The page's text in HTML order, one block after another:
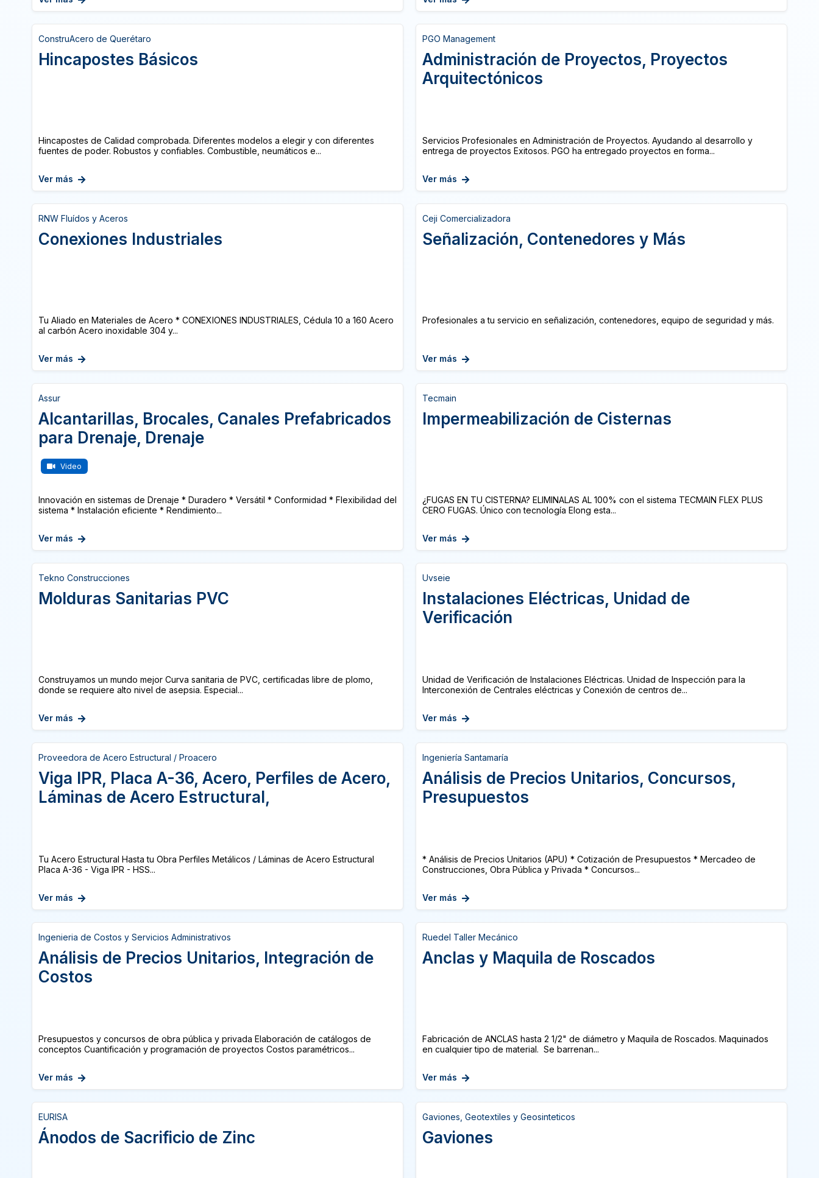
ConstruAcero de Querétaro
Hincapostes Básicos
Hincapostes de Calidad comprobada. Diferentes modelos a elegir y con diferentes
fuentes de poder. Robustos y confiables. Combustible, neumáticos e...
Ver más
PGO Management
Administración de Proyectos, Proyectos
Arquitectónicos
Servicios Profesionales en Administración de Proyectos. Ayudando al desarrollo y
entrega de proyectos Exitosos. PGO ha entregado proyectos en forma...
Ver más
RNW Fluídos y Aceros
Conexiones Industriales
Tu Aliado en Materiales de Acero * CONEXIONES INDUSTRIALES, Cédula 10 a 160 Acero
al carbón Acero inoxidable 304 y...
Ver más
Ceji Comercializadora
Señalización, Contenedores y Más
Profesionales a tu servicio en señalización, contenedores, equipo de seguridad y más.
Ver más
Assur
Alcantarillas, Brocales, Canales Prefabricados
para Drenaje, Drenaje
Video
Innovación en sistemas de Drenaje * Duradero * Versátil * Conformidad * Flexibilidad del
sistema * Instalación eficiente * Rendimiento...
Ver más
Tecmain
Impermeabilización de Cisternas
¿FUGAS EN TU CISTERNA? ELIMINALAS AL 100% con el sistema TECMAIN FLEX PLUS
CERO FUGAS. Único con tecnología Elong esta...
Ver más
Tekno Construcciones
Molduras Sanitarias PVC
Construyamos un mundo mejor Curva sanitaria de PVC, certificadas libre de plomo,
donde se requiere alto nivel de asepsia. Especial...
Ver más
Uvseie
Instalaciones Eléctricas, Unidad de
Verificación
Unidad de Verificación de Instalaciones Eléctricas. Unidad de Inspección para la
Interconexión de Centrales eléctricas y Conexión de centros de...
Ver más
Proveedora de Acero Estructural / Proacero
Viga IPR, Placa A-36, Acero, Perfiles de Acero,
Láminas de Acero Estructural,
Tu Acero Estructural Hasta tu Obra Perfiles Metálicos / Láminas de Acero Estructural
Placa A-36 - Viga IPR - HSS...
Ver más
Ingeniería Santamaría
Análisis de Precios Unitarios, Concursos,
Presupuestos
* Análisis de Precios Unitarios (APU) * Cotización de Presupuestos * Mercadeo de
Construcciones, Obra Pública y Privada * Concursos...
Ver más
Ingenieria de Costos y Servicios Administrativos
Análisis de Precios Unitarios, Integración de
Costos
Presupuestos y concursos de obra pública y privada Elaboración de catálogos de
conceptos Cuantificación y programación de proyectos Costos paramétricos...
Ver más
Ruedel Taller Mecánico
Anclas y Maquila de Roscados
Fabricación de ANCLAS hasta 2 1/2" de diámetro y Maquila de Roscados. Maquinados
en cualquier tipo de material. Se barrenan...
Ver más
EURISA
Ánodos de Sacrificio de Zinc
Gaviones, Geotextiles y Geosinteticos
Gaviones